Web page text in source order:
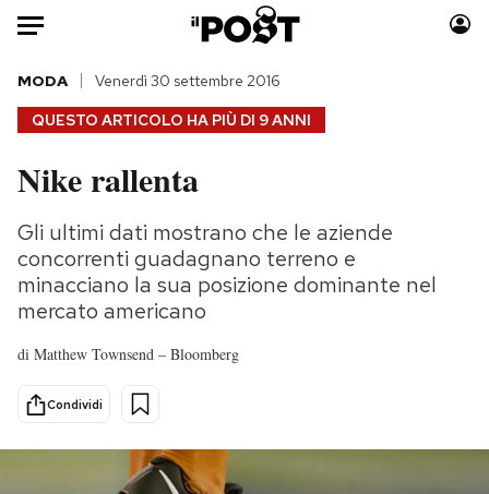
Auto
HOME
Italia
Politica
Tecnologia
Internet
Economia
Consumismi
Storie/Idee
QUESTO ARTICOLO HA PIÙ DI 9 ANNI
MODA Venerdì 30 settembre 2016
Nike rallenta
Gli ultimi dati mostrano che le aziende
concorrenti guadagnano terreno e
minacciano la sua posizione dominante nel
mercato americano
di Matthew Townsend – Bloomberg
Condividi